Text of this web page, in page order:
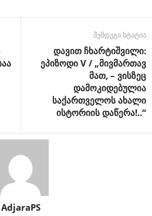
შემდეგი სტატია
დავით ჩხარტიშვილი:
ეპიზოდი V / „მივმართავ
მათ, – ვისზეც
დამოკიდებულია
საქართველოს ახალი
ისტორიის დაწერა!..“
AdjaraPS